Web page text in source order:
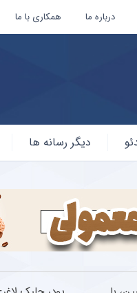
درباره ما همکاری با ما
دیگر رسانه ها